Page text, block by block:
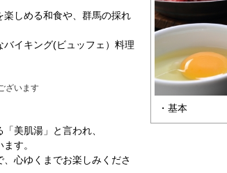
しめる和食や、群馬の採れ
イキング(ビュッフェ）料理
ざいます
美肌湯」と言われ、
す。
心ゆくまでお楽しみくださ
・基本